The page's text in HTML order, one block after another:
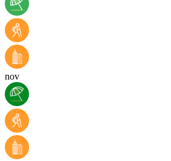
nov